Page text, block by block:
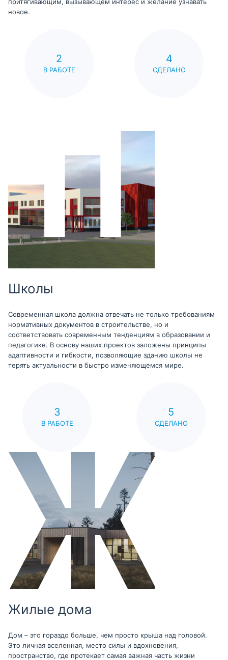
притягивающим, вызывающем интерес и желание узнавать
новое.
2
В РАБОТЕ
4
СДЕЛАНО
Школы
Современная школа должна отвечать не только требованиям
нормативных документов в строительстве, но и
соответствовать современным тенденциям в образовании и
педагогике. В основу наших проектов заложены принципы
адаптивности и гибкости, позволяющие зданию школы не
терять актуальности в быстро изменяющемся мире.
3
В РАБОТЕ
5
СДЕЛАНО
Жилые дома
Дом – это гораздо больше, чем просто крыша над головой.
Это личная вселенная, место силы и вдохновения,
пространство, где протекает самая важная часть жизни